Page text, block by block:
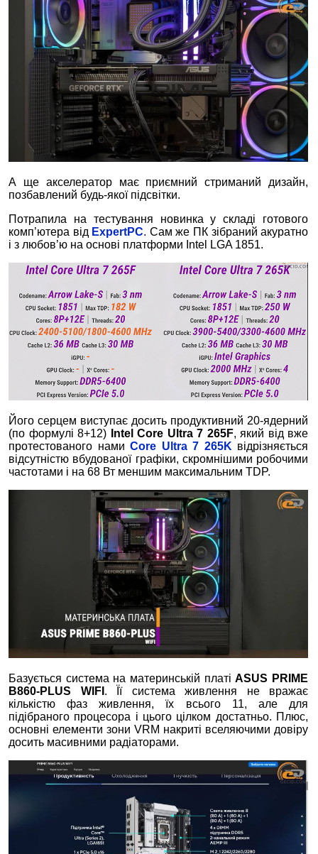
А ще акселератор має приємний стриманий дизайн,
позбавлений будь-якої підсвітки.
Потрапила на тестування новинка у складі готового
комп’ютера від ExpertPC. Сам же ПК зібраний акуратно
і з любов’ю на основі платформи Intel LGA 1851.
Його серцем виступає досить продуктивний 20-ядерний
(по формулі 8+12)
Intel Core Ultra 7 265F, який від вже
протестованого намиCore Ultra 7 265K відрізняється
відсутністю вбудованої графіки, скромнішими робочими
частотами і на 68 Вт меншим максимальним TDP.
Базується система на материнській платіASUS PRIME
B860-PLUS WIFI . Її система живлення не вражає
кількістю фаз живлення, їх всього 11, але для
підібраного процесора і цього цілком достатньо. Плюс,
основні елементи зони VRM накриті вселяючими довіру
досить масивними радіаторами.